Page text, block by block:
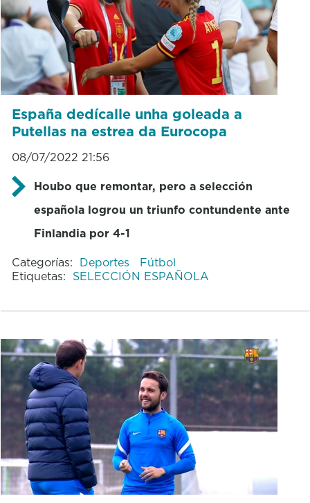
España dedícalle unha goleada a
Putellas na estrea da Eurocopa
08/07/2022 21:56
Houbo que remontar, pero a selección
española logrou un triunfo contundente ante
Finlandia por 4-1
Categorías: Deportes
Fútbol
Etiquetas: SELECCIÓN ESPAÑOLA